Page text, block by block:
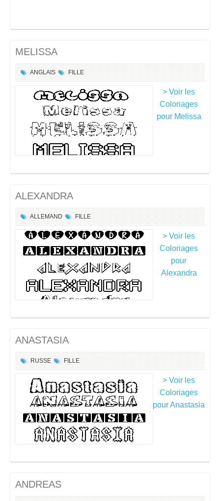
MELISSA
ANGLAIS FILLE
> Voir les
Coloriages
pour Melissa
ALEXANDRA
ALLEMAND FILLE
> Voir les
Coloriages
pour
Alexandra
ANASTASIA
RUSSE FILLE
> Voir les
Coloriages
pour Anastasia
ANDREAS